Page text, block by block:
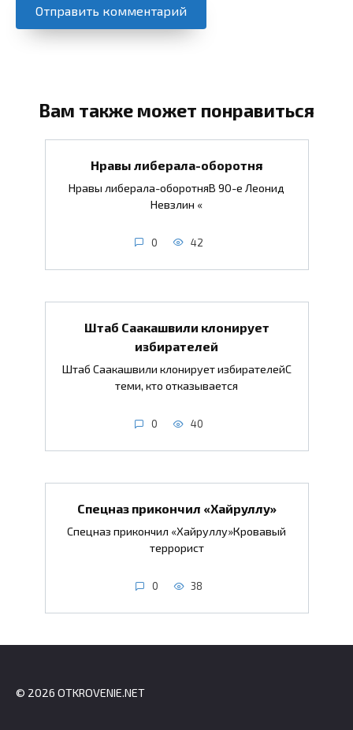
Вам также может понравиться
Нравы либерала-оборотня
Нравы либерала-оборотняВ 90-е Леонид
Невзлин «
0 42
Штаб Саакашвили клонирует
избирателей
Штаб Саакашвили клонирует избирателейС
теми, кто отказывается
0 40
Спецназ прикончил «Хайруллу»
Спецназ прикончил «Хайруллу»Кровавый
террорист
0 38
© 2026 OTKROVENIE.NET